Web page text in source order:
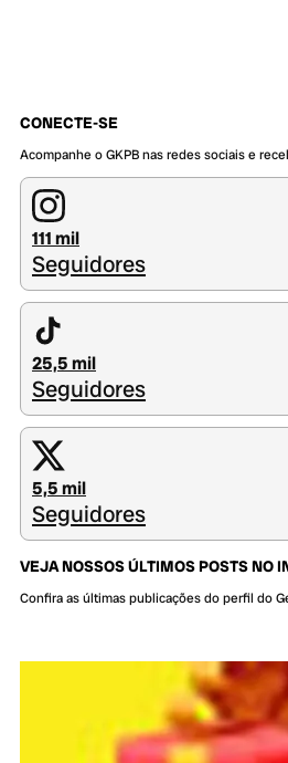
CONECTE-SE
Acompanhe o GKPB nas redes sociais e
111 mil
Seguidores
25,5 mil
Seguidores
5,5 mil
Seguidores
VEJA NOSSOS ÚLTIMOS POSTS NO
Confira as últimas publicações do perfil do